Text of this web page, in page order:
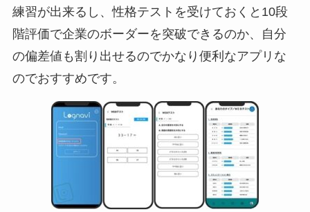
練習が出来るし、性格テストを受けておくと10段
階評価で企業のボーダーを突破できるのか、自分
の偏差値も割り出せるのでかなり便利なアプリな
のでおすすめです。